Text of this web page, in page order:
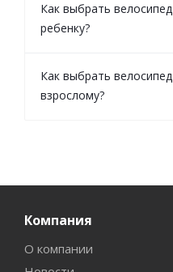
Как выбрать велосипед
ребенку?
Как выбрать велосипед
взрослому?
Компания
О компании